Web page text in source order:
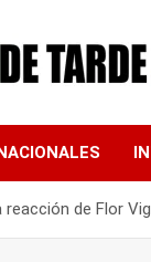
DE
reacción de Flor